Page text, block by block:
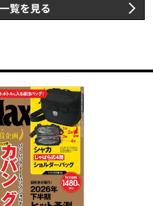
覧を見る